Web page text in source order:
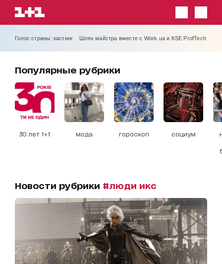
Голос страны: кастинг Шлях майстра вместе с Work.ua и KSE ProfTech
Популярные рубрики
30 лет 1+1 мода гороскоп социум
Новости рубрики #люди икс